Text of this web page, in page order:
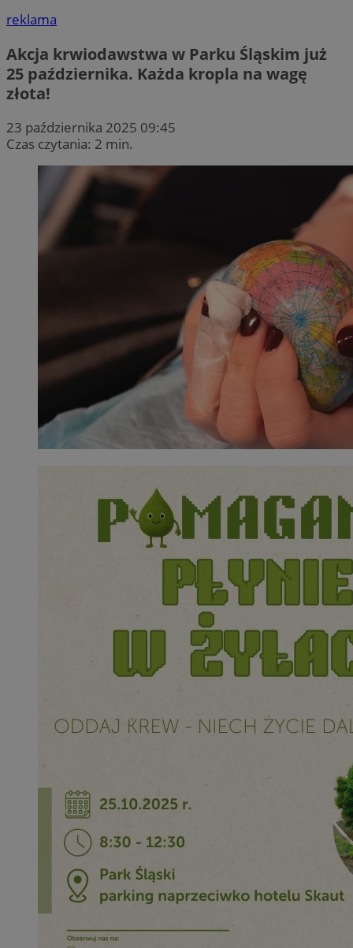
reklama
Akcja krwiodawstwa w Parku Śląskim już
25 października. Każda kropla na wagę
złota!
23 października 2025 09:45
Czas czytania: 2 min.